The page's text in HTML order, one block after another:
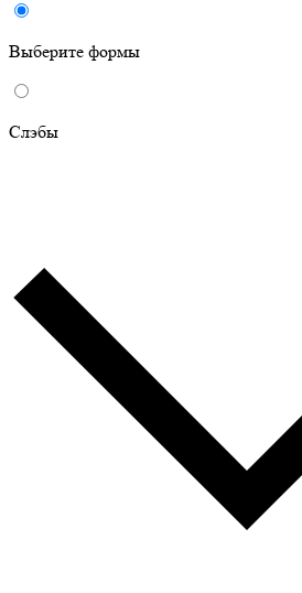
Выберите формы
Слэбы